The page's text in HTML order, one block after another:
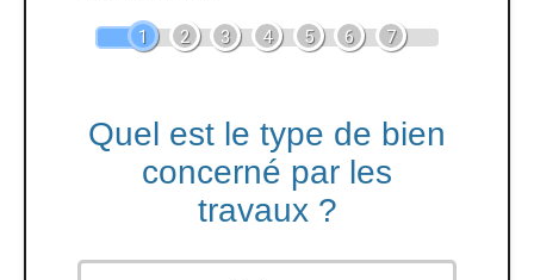
1 2 3 4 5 6 7
Quel est le type de bien
concerné par les
travaux ?